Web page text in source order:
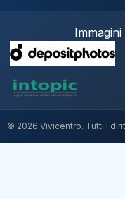
© 2026 Vivicentro. Tutti i